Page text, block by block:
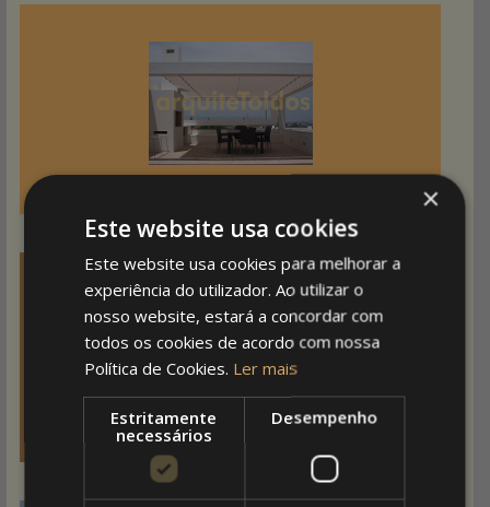
Prolongamentos Espaços
×
Este website usa cookies
Este website usa cookies para melhorar a
experiência do utilizador. Ao utilizar o
nosso website, estará a concordar com
todos os cookies de acordo com nossa
Política de Cookies. Ler mais
Estritamente
necessários
Desempenho